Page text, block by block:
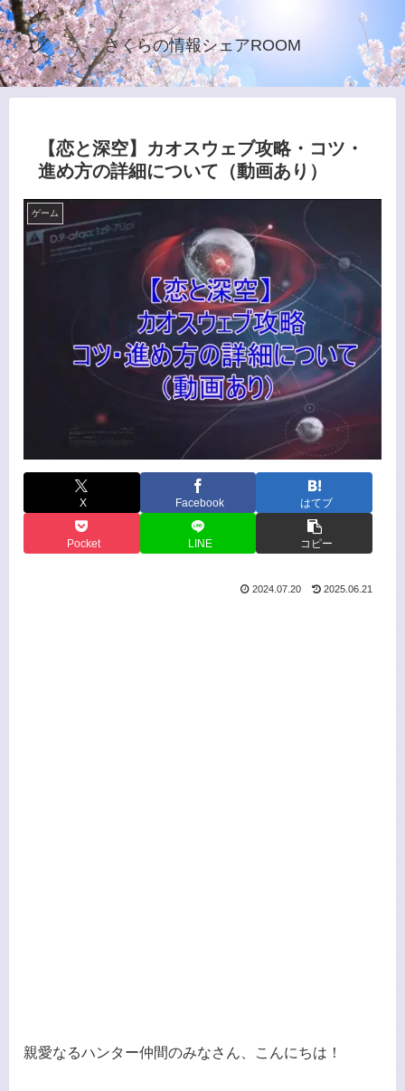
さくらの情報シェアROOM
【恋と深空】カオスウェブ攻略・コツ・
進め方の詳細について（動画あり）
ゲーム
X Facebook はてブ
Pocket LINE コピー
2024.07.20 2025.06.21
親愛なるハンター仲間のみなさん、こんにちは！